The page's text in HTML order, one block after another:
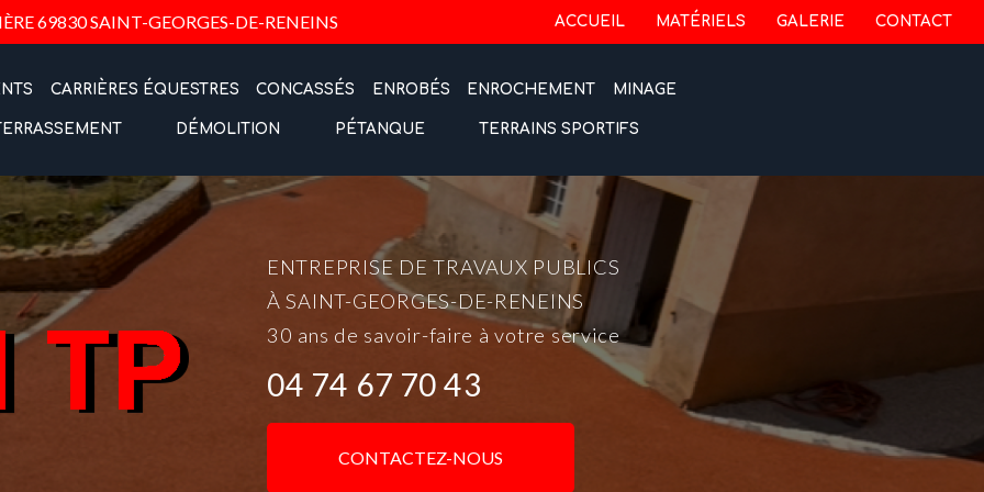
69830 SAINT-GEORGES-DE-RENEINS Navigation secondaire
ACCUEIL MATÉRIELS GALERIE CONTACT
CARRIÈRES ÉQUESTRES CONCASSÉS ENROBÉS ENROCHEMENT MINAGE
DÉMOLITION PÉTANQUE TERRAINS SPORTIFS
ENTREPRISE DE TRAVAUX PUBLICS
À SAINT-GEORGES-DE-RENEINS
30 ans de savoir-faire à votre service
04 74 67 70 43
CONTACTEZ-NOUS